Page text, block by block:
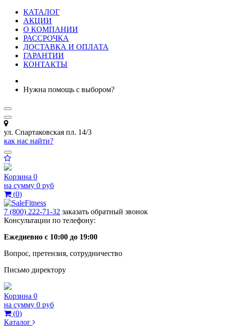
КАТАЛОГ
АКЦИИ
О КОМПАНИИ
РАССРОЧКА
ДОСТАВКА И ОПЛАТА
ГАРАНТИИ
КОНТАКТЫ
Нужна помощь с выбором?
ул. Спартаковская пл. 14/3
как нас найти?
Корзина 0
на сумму 0 руб
(0)
7 (800) 222-71-32 заказать обратный звонок
Консультации по телефону:
Ежедневно с 10:00 до 19:00
Вопрос, претензия, сотрудничество
Письмо директору
Корзина 0
на сумму 0 руб
(0)
Каталог